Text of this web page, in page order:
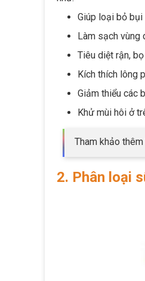
Giúp loại bỏ bụi
Làm sạch vùng
Tiêu diệt rận,
Kích thích lông
Giảm thiểu các
Khử mùi hôi ở
Tham khảo
2. Phân loại